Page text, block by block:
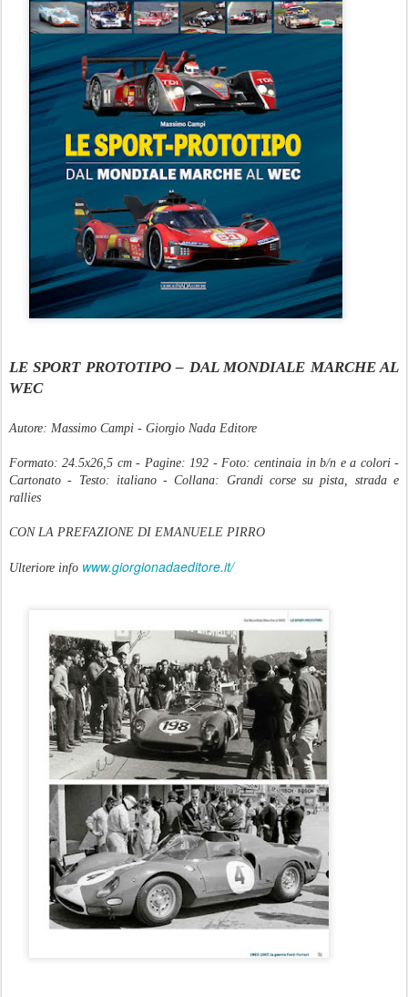
LE SPORT PROTOTIPO – DAL MONDIALE MARCHE AL
WEC
Autore: Massimo Campi - Giorgio Nada Editore
Formato: 24.5x26,5 cm - Pagine: 192 - Foto: centinaia in b/n e a colori -
Cartonato - Testo: italiano - Collana: Grandi corse su pista, strada e
rallies
CON LA PREFAZIONE DI EMANUELE PIRRO
Ulteriore info www.giorgionadaeditore.it/